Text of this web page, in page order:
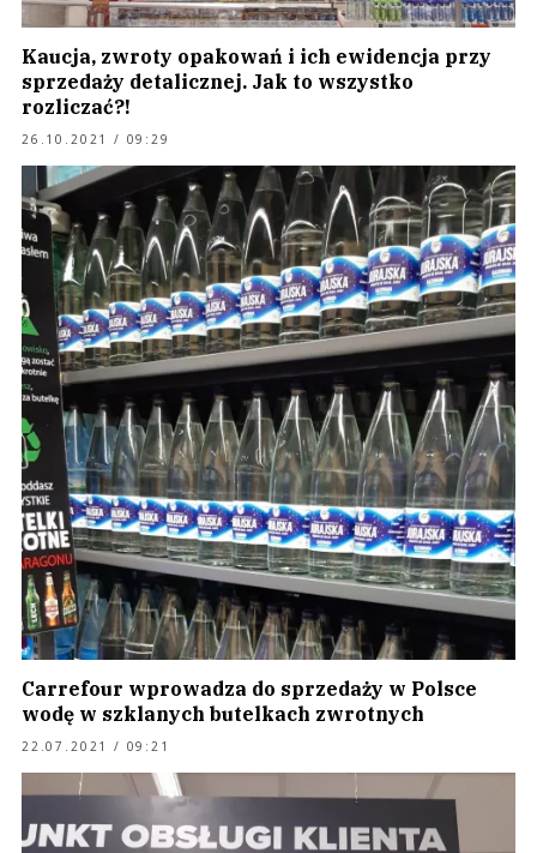
Kaucja, zwroty opakowań i ich ewidencja przy
sprzedaży detalicznej. Jak to wszystko
rozliczać?!
26.10.2021 / 09:29
Carrefour wprowadza do sprzedaży w Polsce
wodę w szklanych butelkach zwrotnych
22.07.2021 / 09:21